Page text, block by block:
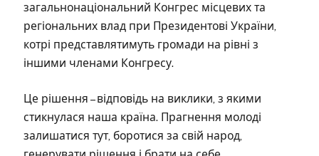
загальнонаціональний Конгрес місцевих та
регіональних влад при Президентові України,
котрі представлятимуть громади на рівні з
іншими членами Конгресу.
Це рішення – відповідь на виклики, з якими
стикнулася наша країна. Прагнення молоді
залишатися тут, боротися за свій народ,